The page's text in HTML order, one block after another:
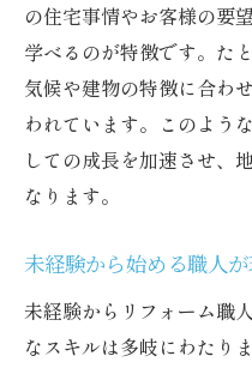
の住宅事情やお客様の要
学べるのが特徴です。た
気候や建物の特徴に合わ
われています。このよう
しての成長を加速させ、
なります。
未経験から始める職人
未経験からリフォーム職
なスキルは多岐にわたり